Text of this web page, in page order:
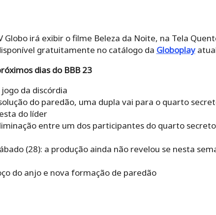
Globo irá exibir o filme Beleza da Noite, na Tela
gratuitamente no catálogo da Globoplay
dias do BBB 23
da discórdia
do paredão, uma dupla vai para o quarto
do líder
entre um dos participantes do quarto
(28): a produção ainda não revelou se nesta
do anjo e nova formação de paredão